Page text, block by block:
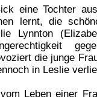
eine Tochter
lernt, die
Lynnton
die junge
in Leslie
Leben einer